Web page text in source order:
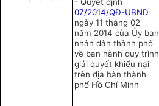
07/2014/QĐ-UBND
ngày 11 tháng 02
năm 2014 của Ủy ban
nhân dân thành phố
về ban hành quy trình
giải quyết khiếu nại
trên địa bàn thành
phố Hồ Chí Minh